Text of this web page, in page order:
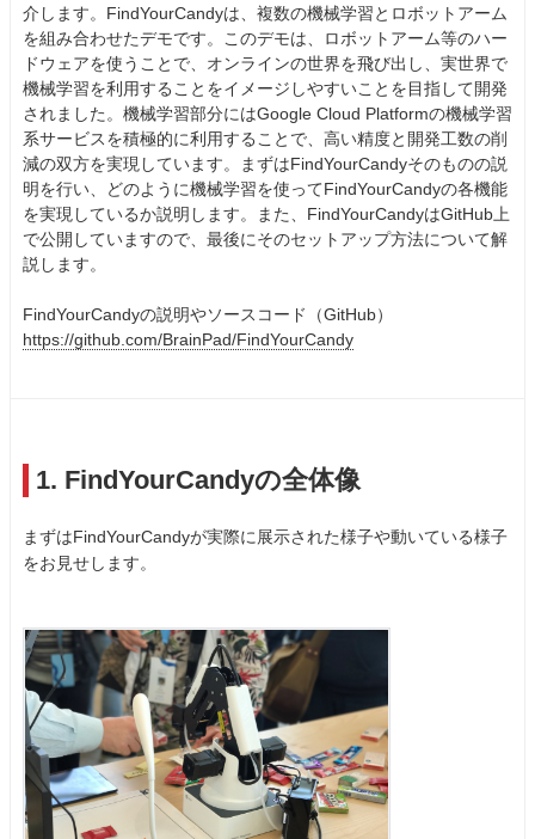
介します。FindYourCandyは、複数の機械学習とロボットアーム
を組み合わせたデモです。このデモは、ロボットアーム等のハー
ドウェアを使うことで、オンラインの世界を飛び出し、実世界で
機械学習を利用することをイメージしやすいことを目指して開発
されました。機械学習部分にはGoogle Cloud Platformの機械学習
系サービスを積極的に利用することで、高い精度と開発工数の削
減の双方を実現しています。まずはFindYourCandyそのものの説
明を行い、どのように機械学習を使ってFindYourCandyの各機能
を実現しているか説明します。また、FindYourCandyはGitHub上
で公開していますので、最後にそのセットアップ方法について解
説します。
FindYourCandyの説明やソースコード（GitHub）
https://github.com/BrainPad/FindYourCandy
1. FindYourCandyの全体像
まずはFindYourCandyが実際に展示された様子や動いている様子
をお見せします。